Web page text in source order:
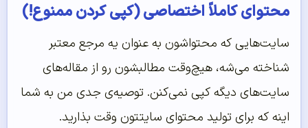
محتوای کاملاً اختصاصی (کپی کردن ممنوع!)
سایت‌هایی که محتواشون به عنوان یه مرجع معتبر
شناخته می‌شه، هیچ‌وقت مطالبشون رو از مقاله‌های
سایت‌های دیگه کپی نمی‌کنن. توصیه‌ی جدی من به شما
اینه که برای تولید محتوای سایتتون وقت بذارید.